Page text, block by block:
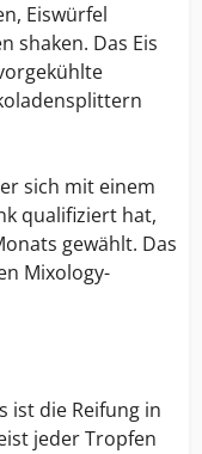
Eiswürfel
shaken. Das Eis
sich mit einem
qualifiziert hat,
gewählt. Das
Mixology-
ist die Reifung in
jeder Tropfen